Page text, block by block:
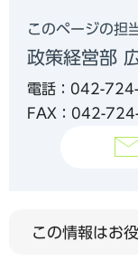
このページの担
政策経営部
電話：042-
FAX：042-
この情報はお